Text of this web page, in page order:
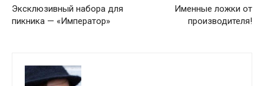
Эксклюзивный набора для
пикника — «Император»
Именные ложки от
производителя!